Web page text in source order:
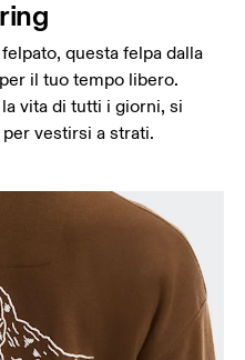
questa felpa dalla
il tuo tempo libero.
vita di tutti i giorni, si
vestirsi a strati.